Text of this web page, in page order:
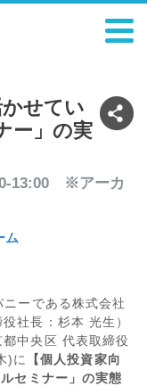
かせてい
ー」の実
13:00 ※アーカ
ム
ーである株式会社
社長：杉本 光生）
中央区 代表取締役
)に
【個人投資家向
セミナー」の実態